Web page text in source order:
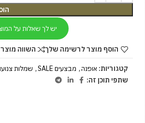
יש לך שאלות על
הוסף מוצר לרשימה שלך השווה
קטגוריות: אופנה, מבצעים SALE , שמלות
שתפי תוכן זה: